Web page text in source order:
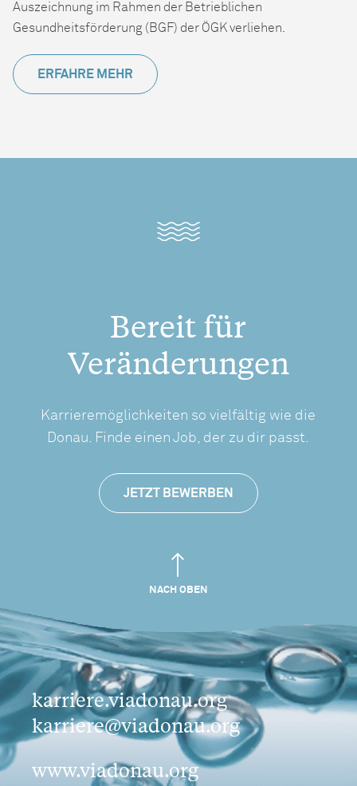
Auszeichnung im Rahmen der Betrieblichen
Gesundheitsförderung (BGF) der ÖGK verliehen.
ERFAHRE MEHR
Bereit für
Veränderungen
Karrieremöglichkeiten so vielfältig wie die
Donau. Finde einen Job, der zu dir passt.
JETZT BEWERBEN
NACH OBEN
karriere.viadonau.org
karriere@viadonau.org
www.viadonau.org